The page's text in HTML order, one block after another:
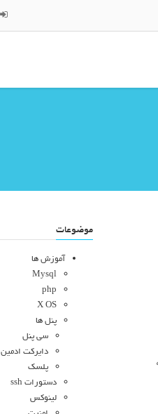
موضوعات
آموزش ها
Mysql
php
X OS
پنل ها
سی پنل
دایرکت ادمین
پلسک
دستورات ssh
لینوکس